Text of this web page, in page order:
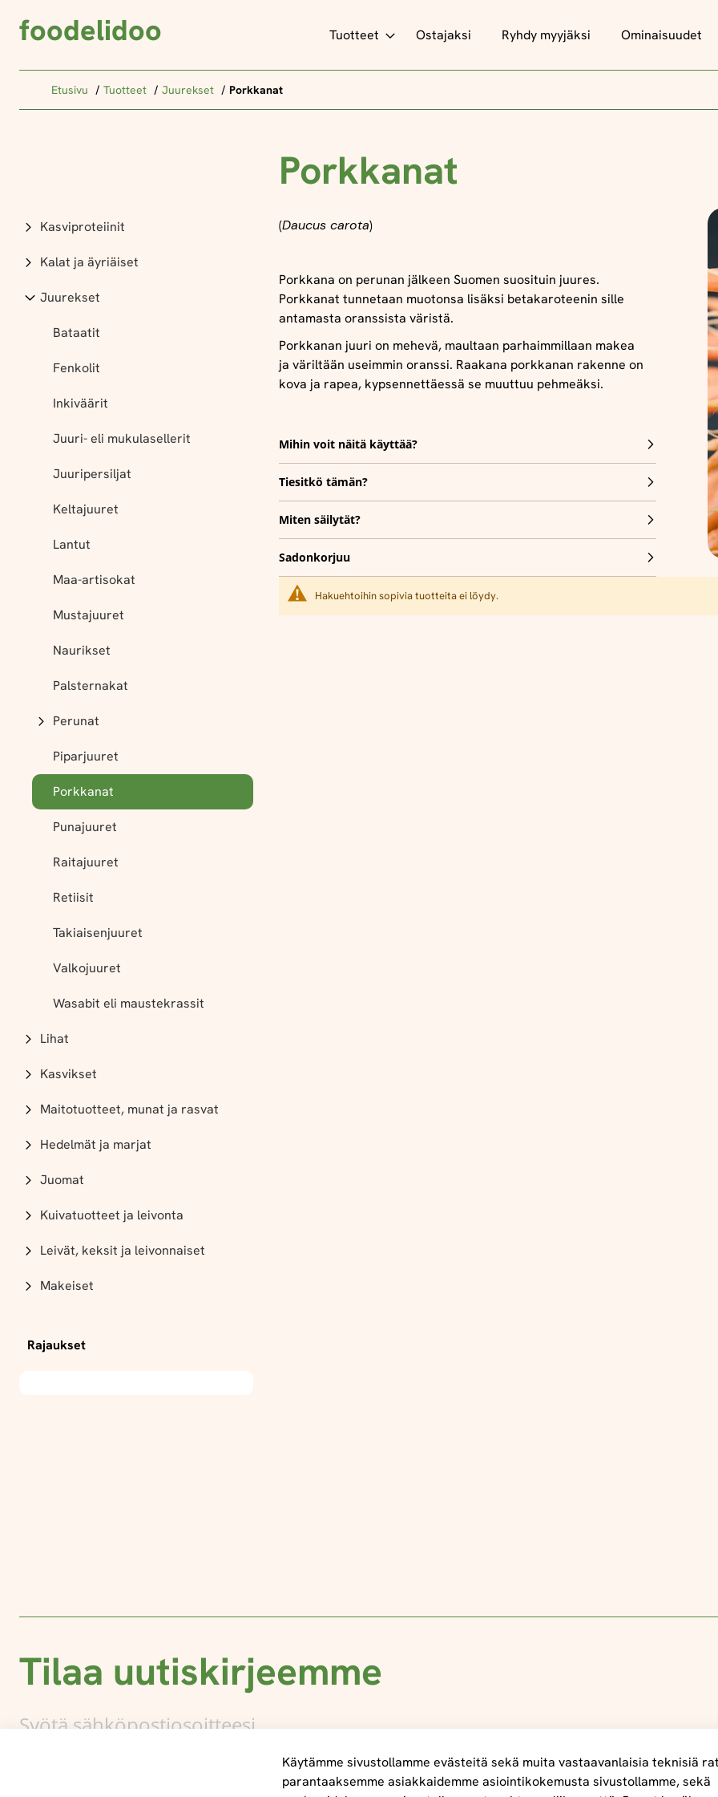
foodelidoo Tuotteet Ostajaksi Ryhdy myyjäksi Ominaisuudet
Etusivu Tuotteet Juurekset Porkkanat
Porkkanat
(Daucus carota)
Porkkana on perunan jälkeen Suomen suosituin juures.
Porkkanat tunnetaan muotonsa lisäksi betakaroteenin sille
antamasta oranssista väristä.
Porkkanan juuri on mehevä, maultaan parhaimmillaan makea
ja väriltään useimmin oranssi. Raakana porkkanan rakenne on
kova ja rapea, kypsennettäessä se muuttuu pehmeäksi.
Mihin voit näitä käyttää?
Tiesitkö tämän?
Miten säilytät?
Sadonkorjuu
Hakuehtoihin sopivia tuotteita ei löydy.
Kasviproteiinit
Kalat ja äyriäiset
Juurekset
Bataatit
Fenkolit
Inkiväärit
Juuri- eli mukulasellerit
Juuripersiljat
Keltajuuret
Lantut
Maa-artisokat
Mustajuuret
Naurikset
Palsternakat
Perunat
Piparjuuret
Porkkanat
Punajuuret
Raitajuuret
Retiisit
Takiaisenjuuret
Valkojuuret
Wasabit eli maustekrassit
Lihat
Kasvikset
Maitotuotteet, munat ja rasvat
Hedelmät ja marjat
Juomat
Kuivatuotteet ja leivonta
Leivät, keksit ja leivonnaiset
Makeiset
Rajaukset
Tilaa uutiskirjeemme
Käytämme sivustollamme evästeitä sekä muita vastaavanlaisia teknisiä
parantaaksemme asiakkaidemme asiointikokemusta sivustollamme, sekä